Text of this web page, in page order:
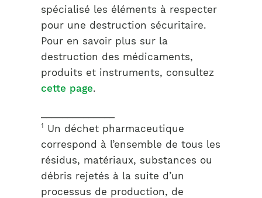
spécialisé les éléments à respecter
pour une destruction sécuritaire.
Pour en savoir plus sur la
destruction des médicaments,
produits et instruments, consultez
cette page.
1
Un déchet pharmaceutique
correspond à l’ensemble de tous les
résidus, matériaux, substances ou
débris rejetés à la suite d’un
processus de production, de